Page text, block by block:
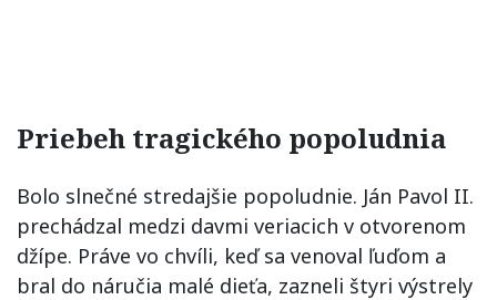
Priebeh tragického popoludnia
Bolo slnečné stredajšie popoludnie. Ján Pavol II.
prechádzal medzi davmi veriacich v otvorenom
džípe. Práve vo chvíli, keď sa venoval ľuďom a
bral do náručia malé dieťa, zazneli štyri výstrely